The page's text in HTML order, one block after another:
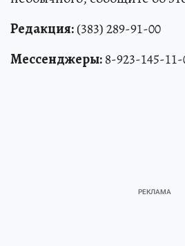
Редакция:(383) 289-91-00
Мессенджеры:8-923-145-11-